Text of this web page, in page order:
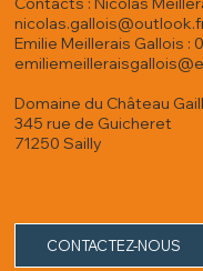
Emilie Meillerais Gallois :
Domaine du Château
345 rue de Guicheret
71250 Sailly
CONTACTEZ-NOUS